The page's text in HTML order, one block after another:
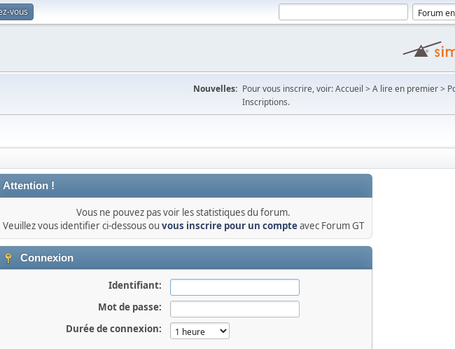
vous
Nouvelles: Pour vous inscrire, voir: Accueil > A lire en premier >
Inscriptions.
Attention !
Vous ne pouvez pas voir les statistiques du forum.
Veuillez vous identifier ci-dessous ou vous inscrire pour un compteavec Forum GT
Connexion
Identifiant:
Mot de passe:
Durée de connexion: